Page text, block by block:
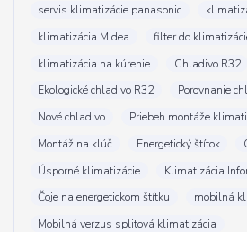
servis klimatizácie panasonic
klimatizácia Midea
filter do
klimatizácia na kúrenie
Chladivo R32
Ekologické chladivo R32
Porovnanie
Nové chladivo
Priebeh montáže
Montáž na klúč
Energetický štítok
Úsporné klimatizácie
Klimatizácia
Čoje na energetickom štítku
mobilná
Mobilná verzus splitová klimatizácia